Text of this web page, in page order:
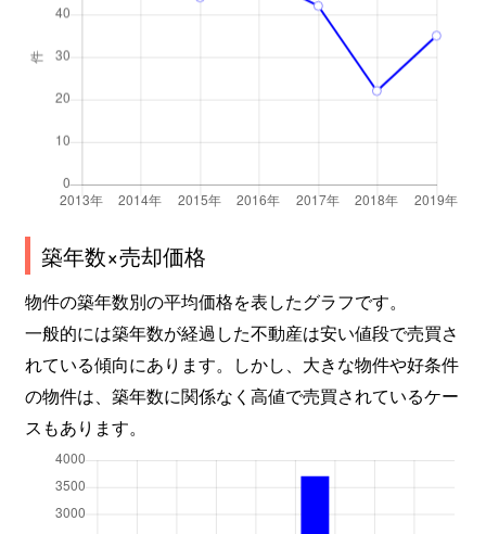
築年数×売却価格
物件の築年数別の平均価格を表したグラフです。
一般的には築年数が経過した不動産は安い値段で売買さ
れている傾向にあります。しかし、大きな物件や好条件
の物件は、築年数に関係なく高値で売買されているケー
スもあります。